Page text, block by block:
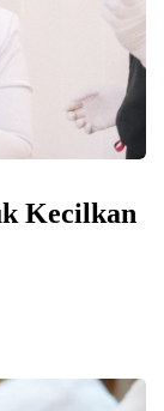
Kecilkan